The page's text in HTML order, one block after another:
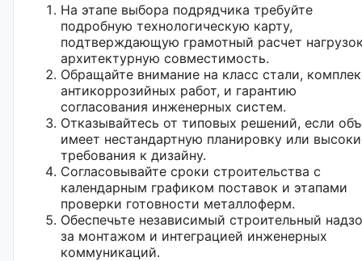
На этапе выбора подрядчика требуйте
подробную технологическую карту,
подтверждающую грамотный расчет
архитектурную совместимость.
Обращайте внимание на класс стали,
антикоррозийных работ, и гарантию
согласования инженерных систем.
Отказывайтесь от типовых решений, если
имеет нестандартную планировку или
требования к дизайну.
Согласовывайте сроки строительства с
календарным графиком поставок и этапами
проверки готовности металлоферм.
Обеспечьте независимый строительный
за монтажом и интеграцией инженерных
коммуникаций.